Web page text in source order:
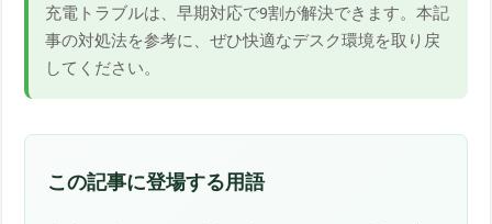
充電トラブルは、早期対応で9割が解決できます。本記
事の対処法を参考に、ぜひ快適なデスク環境を取り戻
してください。
この記事に登場する用語